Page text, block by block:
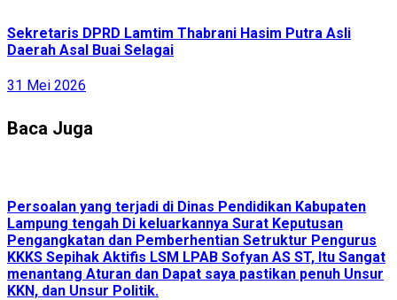
Sekretaris DPRD Lamtim Thabrani Hasim Putra Asli
Daerah Asal Buai Selagai
31 Mei 2026
Baca Juga
Persoalan yang terjadi di Dinas Pendidikan Kabupaten
Lampung tengah Di keluarkannya Surat Keputusan
Pengangkatan dan Pemberhentian Setruktur Pengurus
KKKS Sepihak Aktifis LSM LPAB Sofyan AS ST, Itu Sangat
menantang Aturan dan Dapat saya pastikan penuh Unsur
KKN, dan Unsur Politik.